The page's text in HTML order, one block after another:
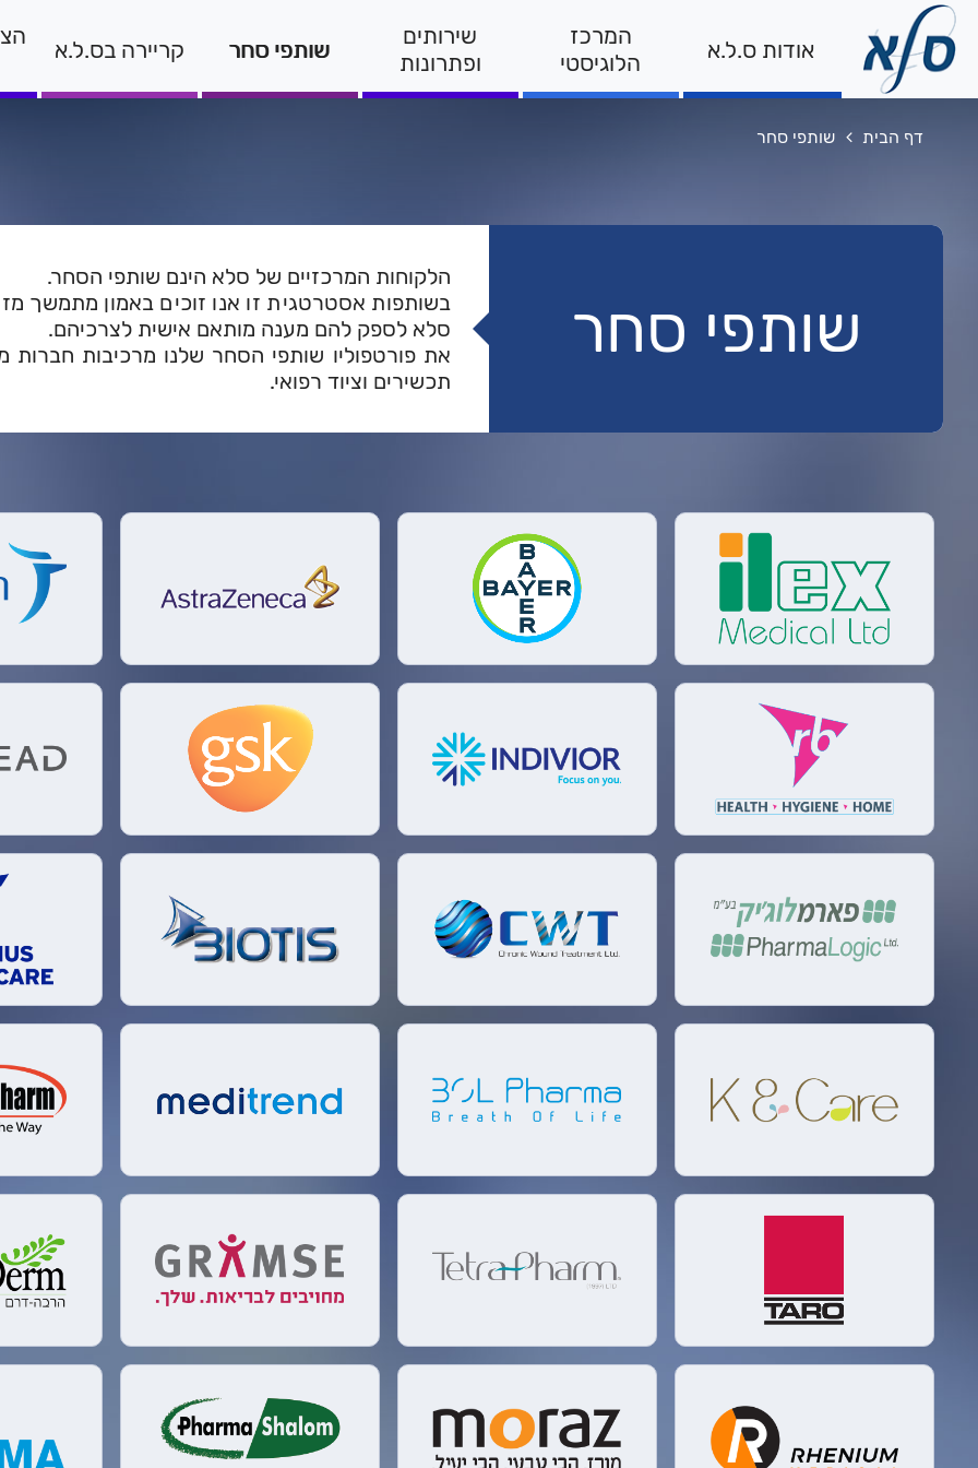
אודות ס.ל.א
המרכז
הלוגיסטי
שירותים
ופתרונות
שותפי סחר קריירה בס.ל.א
באתר
דף הבית שותפי סחר
שותפי סחר
הלקוחות המרכזיים של סלא הינם שותפי הסחר.
בשותפות אסטרטגית זו אנו זוכים באמון מתמשך
סלא לספק להם מענה מותאם אישית לצרכיהם.
את פורטפוליו שותפי הסחר שלנו מרכיבות חברות
תכשירים וציוד רפואי.